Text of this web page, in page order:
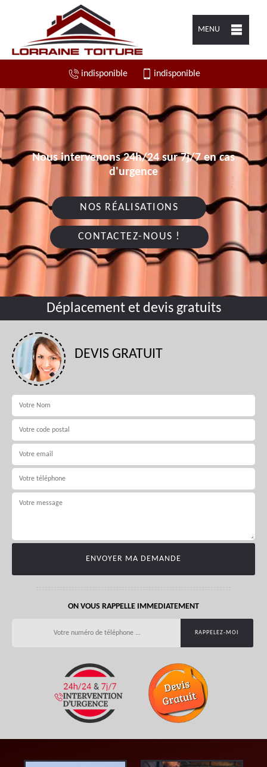
MENU
indisponible indisponible
Nous intervenons 24h/24 sur 7j/7 en cas
d'urgence
NOS RÉALISATIONS
CONTACTEZ-NOUS !
Déplacement et devis gratuits
DEVIS GRATUIT
ON VOUS RAPPELLE IMMEDIATEMENT